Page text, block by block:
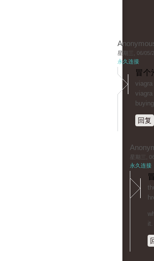
星期三, 06/05/
永久连接
冒个
回复
星期三,
永久连接
it.